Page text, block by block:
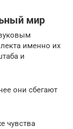
мир
именно их
и
они сбегают
чувства